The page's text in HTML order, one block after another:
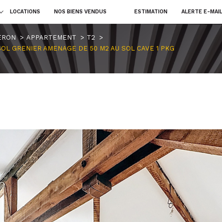
terrains fonds
LOCATIONS NOS BIENS VENDUS ESTIMATION ALERTE E-MAIL
Estimer
LOCALISATION BUDGET
voir les2annonces
APPARTEMENT
T2
GRENIER AMENAGE DE 50 M2 AU SOL CAVE 1 PKG